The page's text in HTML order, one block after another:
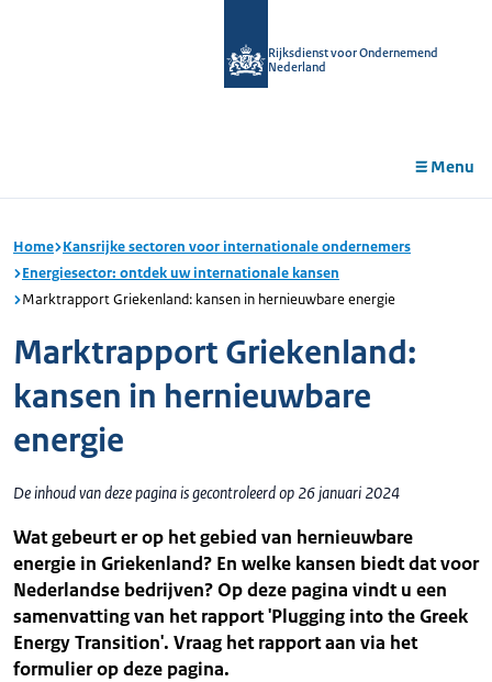
Rijksdienst voor Ondernemend
Nederland
Menu
Home Kansrijke sectoren voor internationale ondernemers
Energiesector: ontdek uw internationale kansen
Marktrapport Griekenland: kansen in hernieuwbare energie
Marktrapport Griekenland:
kansen in hernieuwbare
energie
De inhoud van deze pagina is gecontroleerd op 26 januari 2024
Wat gebeurt er op het gebied van hernieuwbare
energie in Griekenland? En welke kansen biedt dat voor
Nederlandse bedrijven? Op deze pagina vindt u een
samenvatting van het rapport 'Plugging into the Greek
Energy Transition'. Vraag het rapport aan via het
formulier op deze pagina.